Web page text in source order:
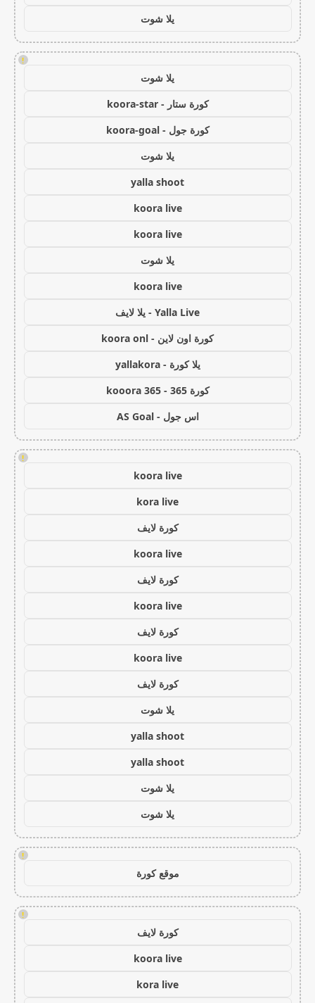
يلا شوت
!
يلا شوت
كورة ستار - koora-star
كورة جول - koora-goal
يلا شوت
yalla shoot
koora live
koora live
يلا شوت
koora live
Yalla Live - يلا لايف
كورة اون لاين - koora onl
يلا كورة - yallakora
كورة 365 - kooora 365
اس جول - AS Goal
!
koora live
kora live
كورة لايف
koora live
كورة لايف
koora live
كورة لايف
koora live
كورة لايف
يلا شوت
yalla shoot
yalla shoot
يلا شوت
يلا شوت
!
موقع كورة
!
كورة لايف
koora live
kora live